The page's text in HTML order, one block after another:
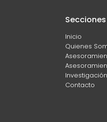
Secciones
Inicio
Quienes
Contacto